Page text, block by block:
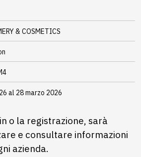
& COSMETICS
al 28 marzo 2026
o la registrazione, sarà
e consultare informazioni
azienda.